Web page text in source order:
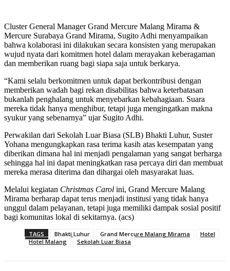
Cluster General Manager Grand Mercure Malang Mirama &
Mercure Surabaya Grand Mirama, Sugito Adhi menyampaikan
bahwa kolaborasi ini dilakukan secara konsisten yang merupakan
wujud nyata dari komitmen hotel dalam merayakan keberagaman
dan memberikan ruang bagi siapa saja untuk berkarya.
“Kami selalu berkomitmen untuk dapat berkontribusi dengan
memberikan wadah bagi rekan disabilitas bahwa keterbatasan
bukanlah penghalang untuk menyebarkan kebahagiaan. Suara
mereka tidak hanya menghibur, tetapi juga mengingatkan makna
syukur yang sebenarnya” ujar Sugito Adhi.
Perwakilan dari Sekolah Luar Biasa (SLB) Bhakti Luhur, Suster
Yohana mengungkapkan rasa terima kasih atas kesempatan yang
diberikan dimana hal ini menjadi pengalaman yang sangat berharga
sehingga hal ini dapat meningkatkan rasa percaya diri dan membuat
mereka merasa diterima dan dihargai oleh masyarakat luas.
Melalui kegiatan Christmas Carol ini, Grand Mercure Malang
Mirama berharap dapat terus menjadi institusi yang tidak hanya
unggul dalam pelayanan, tetapi juga memiliki dampak sosial positif
bagi komunitas lokal di sekitarnya. (acs)
TAGS Bhakti Luhur Grand Mercure Malang Mirama
Hotel
Hotel Malang
Sekolah Luar Biasa